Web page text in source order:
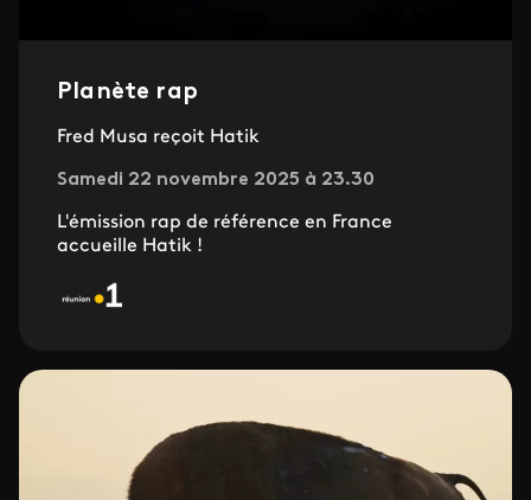
Planète rap
Fred Musa reçoit Hatik
Samedi 22 novembre 2025 à 23.30
L'émission rap de référence en France
accueille Hatik !